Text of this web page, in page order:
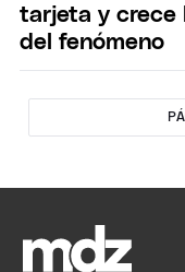
tarjeta y crece
del fenómeno